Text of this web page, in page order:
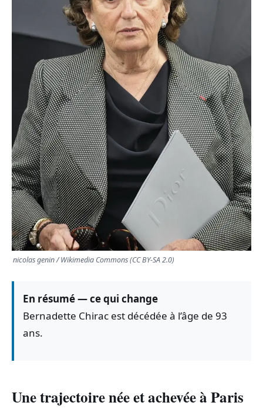
ÉCONOMIE
POLITIQUE
SPORT
CULTURE
SCIENCES & TECH
nicolas genin / Wikimedia Commons (CC BY-SA 2.0)
En résumé — ce qui change
Bernadette Chirac est décédée à l’âge de 93
ans.
Une trajectoire née et achevée à Paris